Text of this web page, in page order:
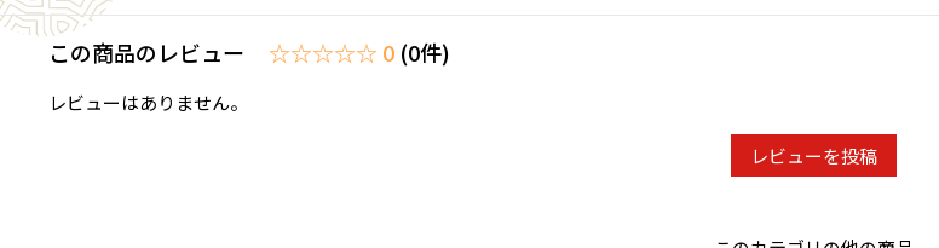
この商品のレビュー ☆☆☆☆☆ 0 (0件)
レビューはありません。
レビューを投稿